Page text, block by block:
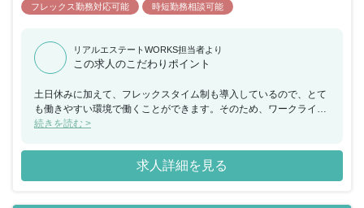
フレックス勤務対応可能
時短勤務相談可能
リアルエステートWORKS担当者より
この求人のこだわりポイント
土日休みに加えて、フレックスタイム制も導入しているので、とて
も働きやすい環境で働くことができます。そのため、ワークライフ
バランスを求めている方にもオススメの求人になります。また、文
なります。
続きを読む >
求人詳細を見る